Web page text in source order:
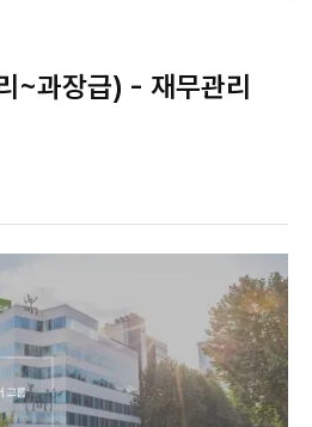
~과장급) - 재무관리